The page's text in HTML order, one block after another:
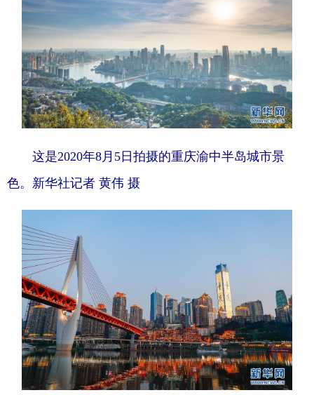
这是2020年8月5日拍摄的重庆渝中半岛城市景
色。新华社记者 黄伟 摄